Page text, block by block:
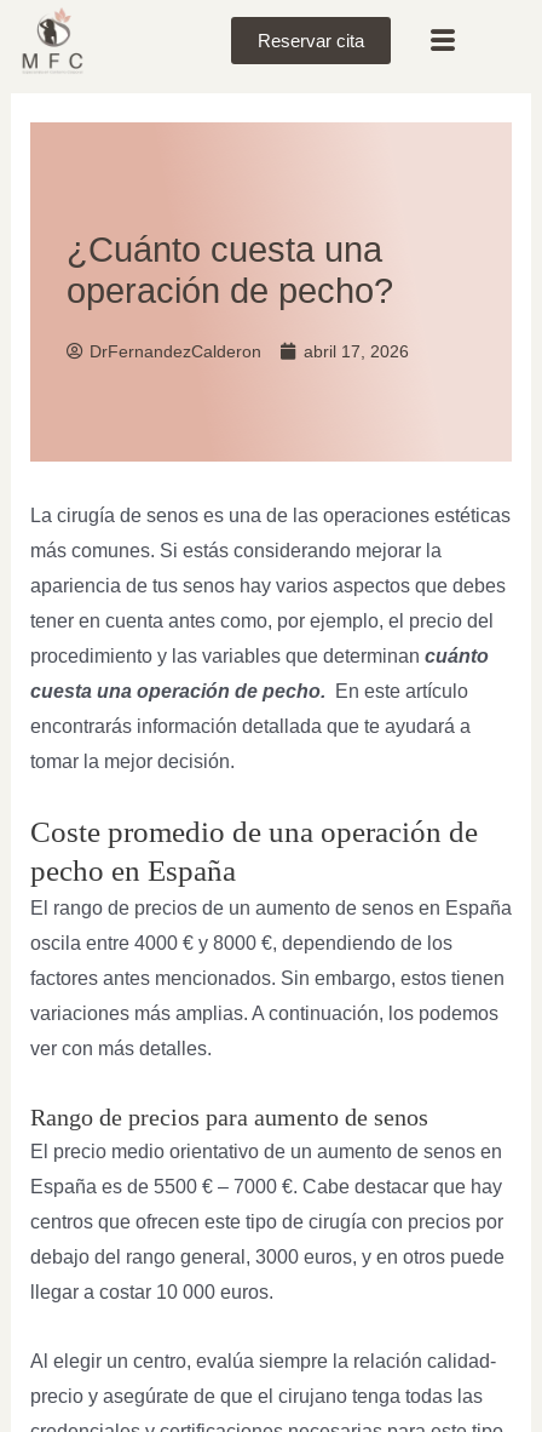
Reservar cita
¿Cuánto cuesta una
operación de pecho?
DrFernandezCalderon abril 17, 2026
La cirugía de senos es una de las operaciones estéticas
más comunes. Si estás considerando mejorar la
apariencia de tus senos hay varios aspectos que debes
tener en cuenta antes como, por ejemplo, el precio del
procedimiento y las variables que determinan cuánto
cuesta una operación de pecho.
En este artículo
encontrarás información detallada que te ayudará a
tomar la mejor decisión.
Coste promedio de una operación de
pecho en España
El rango de precios de un aumento de senos en España
oscila entre 4000 € y 8000 €, dependiendo de los
factores antes mencionados. Sin embargo, estos tienen
variaciones más amplias. A continuación, los podemos
ver con más detalles.
Rango de precios para aumento de senos
El precio medio orientativo de un aumento de senos en
España es de 5500 € – 7000 €. Cabe destacar que hay
centros que ofrecen este tipo de cirugía con precios por
debajo del rango general, 3000 euros, y en otros puede
llegar a costar 10 000 euros.
Al elegir un centro, evalúa siempre la relación calidad-
precio y asegúrate de que el cirujano tenga todas las